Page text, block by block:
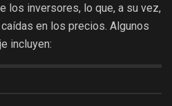
los inversores, lo que, a su vez,
en los precios. Algunos
incluyen: